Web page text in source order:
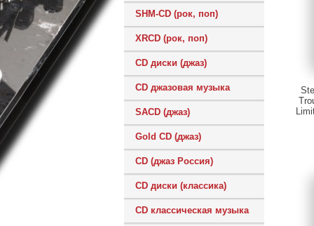
SHM-CD (рок, поп)
XRCD (рок, поп)
CD диски (джаз)
CD джазовая музыка
SACD (джаз)
Gold CD (джаз)
CD (джаз Россия)
CD диски (классика)
CD классическая музыка